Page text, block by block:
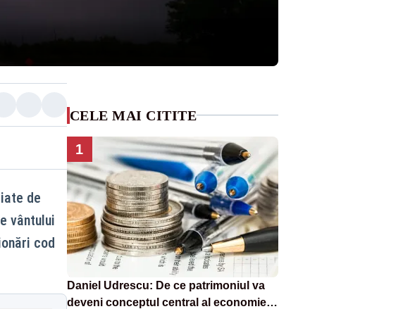
de
vântului
cod
CELE MAI CITITE
1
Daniel Udrescu: De ce patrimoniul va
deveni conceptul central al economiei